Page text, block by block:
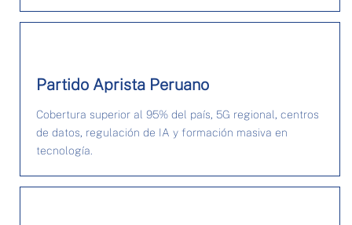
Partido Aprista Peruano
Cobertura superior al 95% del país, 5G regional, centros
de datos, regulación de IA y formación masiva en
tecnología.